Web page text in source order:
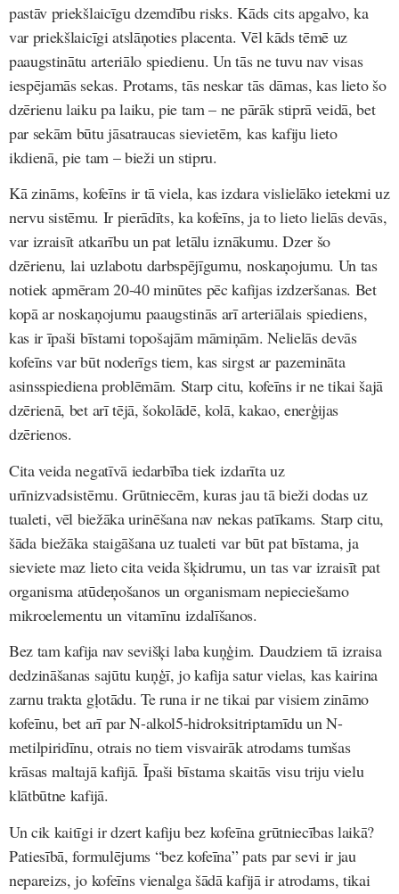
pastāv priekšlaicīgu dzemdību risks. Kāds cits apgalvo, ka
var priekšlaicīgi atslāņoties placenta. Vēl kāds tēmē uz
paaugstinātu arteriālo spiedienu. Un tās ne tuvu nav visas
iespējamās sekas. Protams, tās neskar tās dāmas, kas lieto šo
dzērienu laiku pa laiku, pie tam – ne pārāk stiprā veidā, bet
par sekām būtu jāsatraucas sievietēm, kas kafiju lieto
ikdienā, pie tam – bieži un stipru.
Kā zināms,kofeīns ir tā viela, kas izdara vislielāko ietekmi uz
nervu sistēmu. Ir pierādīts, ka kofeīns, ja to lieto lielās devās,
var izraisīt atkarību un pat letālu iznākumu. Dzer šo
dzērienu, lai uzlabotu darbspējīgumu, noskaņojumu. Un tas
notiek apmēram 20-40 minūtes pēc kafijas izdzeršanas. Bet
kopā ar noskaņojumu paaugstinās arī arteriālais spiediens,
kas ir īpaši bīstami topošajām māmiņām. Nelielās devās
kofeīns var būt noderīgs tiem, kas sirgst ar pazemināta
asinsspiediena problēmām. Starp citu, kofeīns ir ne tikai šajā
dzērienā, bet arī tējā, šokolādē, kolā, kakao, enerģijas
dzērienos.
Cita veida negatīvā iedarbība tiek izdarīta uz
urīnizvadsistēmu. Grūtniecēm, kuras jau tā bieži dodas uz
tualeti, vēl biežāka urinēšana nav nekas patīkams. Starp citu,
šāda biežāka staigāšana uz tualeti var būt pat bīstama, ja
sieviete maz lieto cita veida šķidrumu, un tas var izraisīt pat
organisma atūdeņošanos un organismam nepieciešamo
mikroelementu un vitamīnu izdalīšanos.
Bez tam kafija nav sevišķi laba kuņģim. Daudziem tā izraisa
dedzināšanas sajūtu kuņģī, jo kafija satur vielas, kas kairina
zarnu trakta gļotādu. Te runa ir ne tikai par visiem zināmo
kofeīnu, bet arī par N-alkol5-hidroksitriptamīdu un N-
metilpiridīnu, otrais no tiem visvairāk atrodams tumšas
krāsas maltajā kafijā. Īpaši bīstama skaitās visu triju vielu
klātbūtne kafijā.
Un cik kaitīgi ir dzert kafiju bez kofeīna grūtniecības laikā?
Patiesībā, formulējums “bez kofeīna” pats par sevi ir jau
nepareizs, jo kofeīns vienalga šādā kafijā ir atrodams, tikai